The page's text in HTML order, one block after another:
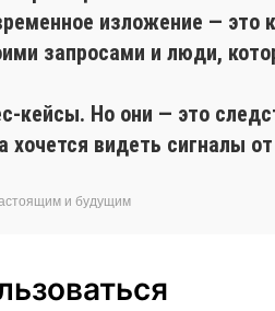
изложение —
запросами и люди,
кейсы. Но они — это
хочется видеть сигналы
и будущим